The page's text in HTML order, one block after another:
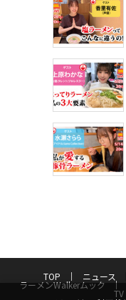
TOP ニュース
ラーメンWalkerムック
TV